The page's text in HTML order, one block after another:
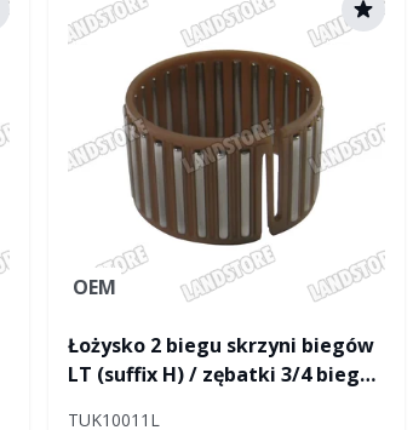
OEM
Łożysko 2 biegu skrzyni biegów
LT (suffix H) / zębatki 3/4 biegu
TUK10011L